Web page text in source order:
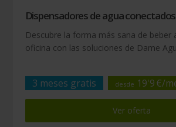
Dispensadores de agua
Descubre la forma más sana de beber
oficina con las soluciones de Dame
3 meses gratis desde 19'9€/
Ver oferta